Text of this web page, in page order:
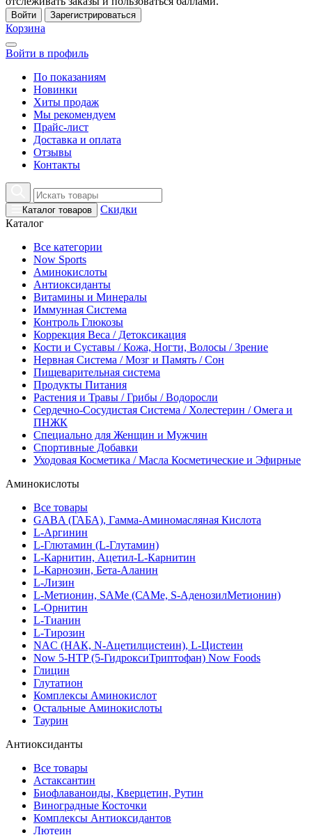
Войти Зарегистрироваться
Корзина
Войти в профиль
По показаниям
Новинки
Хиты продаж
Мы рекомендуем
Прайс-лист
Доставка и оплата
Отзывы
Контакты
Каталог товаров
Скидки
Каталог
Все категории
Now Sports
Аминокислоты
Антиоксиданты
Витамины и Минералы
Иммунная Система
Контроль Глюкозы
Коррекция Веса / Детоксикация
Кости и Суставы / Кожа, Ногти, Волосы / Зрение
Нервная Система / Мозг и Память / Сон
Пищеварительная система
Продукты Питания
Растения и Травы / Грибы / Водоросли
Сердечно-Сосудистая Система / Холестерин / Омега и
ПНЖК
Специально для Женщин и Мужчин
Спортивные Добавки
Уходовая Косметика / Масла Косметические и Эфирные
Аминокислоты
Все товары
GABA (ГАБА), Гамма-Аминомасляная Кислота
L-Аргинин
L-Глютамин (L-Глутамин)
L-Карнитин, Ацетил-L-Карнитин
L-Карнозин, Бета-Аланин
L-Лизин
L-Метионин, SAMe (САМе, S-АденозилМетионин)
L-Орнитин
L-Тианин
L-Тирозин
NAC (НАК, N-Ацетилцистеин), L-Цистеин
Now 5-HTP (5-ГидроксиТриптофан) Now Foods
Глицин
Глутатион
Комплексы Аминокислот
Остальные Аминокислоты
Таурин
Антиоксиданты
Все товары
Астаксантин
Биофлаваноиды, Кверцетин, Рутин
Виноградные Косточки
Комплексы Антиоксидантов
Лютеин